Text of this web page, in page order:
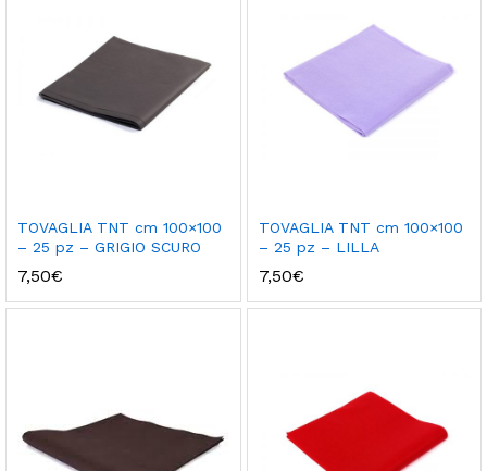
TOVAGLIA TNT cm 100×100
– 25 pz – GRIGIO SCURO
7,50€
TOVAGLIA TNT cm 100×100
– 25 pz – LILLA
7,50€